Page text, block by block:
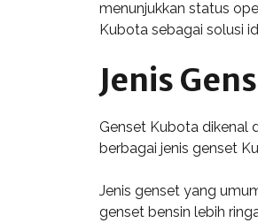
menunjukkan status
Kubota sebagai solusi
Jenis
Genset Kubota dikenal
berbagai jenis genset
Jenis genset yang
genset bensin lebih